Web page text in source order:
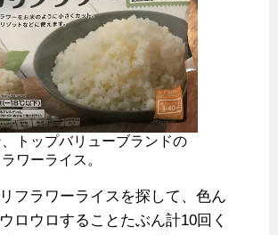
トップバリューブランドの
ワーライス。
フラワーライスを探して、色ん
ロウロすることたぶん計10回く